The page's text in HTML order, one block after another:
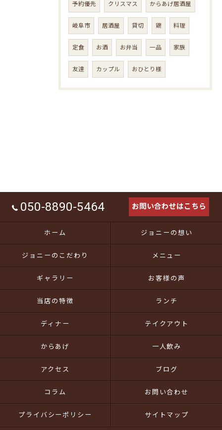
予約優先 クリスマス からあげ居酒屋
岐阜市 居酒屋 貸切 鶏 料理
定食 お酒 お弁当 一品 家族
友達 カップル おひとり様
050-8890-5464 お問い合わせはこちら
ホーム ジョニーの想い
ジョニーのこだわり メニュー
ギャラリー お客様の声
当店の特徴 ランチ
ディナー テイクアウト
からあげ 一人飲み
アクセス ブログ
コラム お問い合わせ
プライバシーポリシー サイトマップ